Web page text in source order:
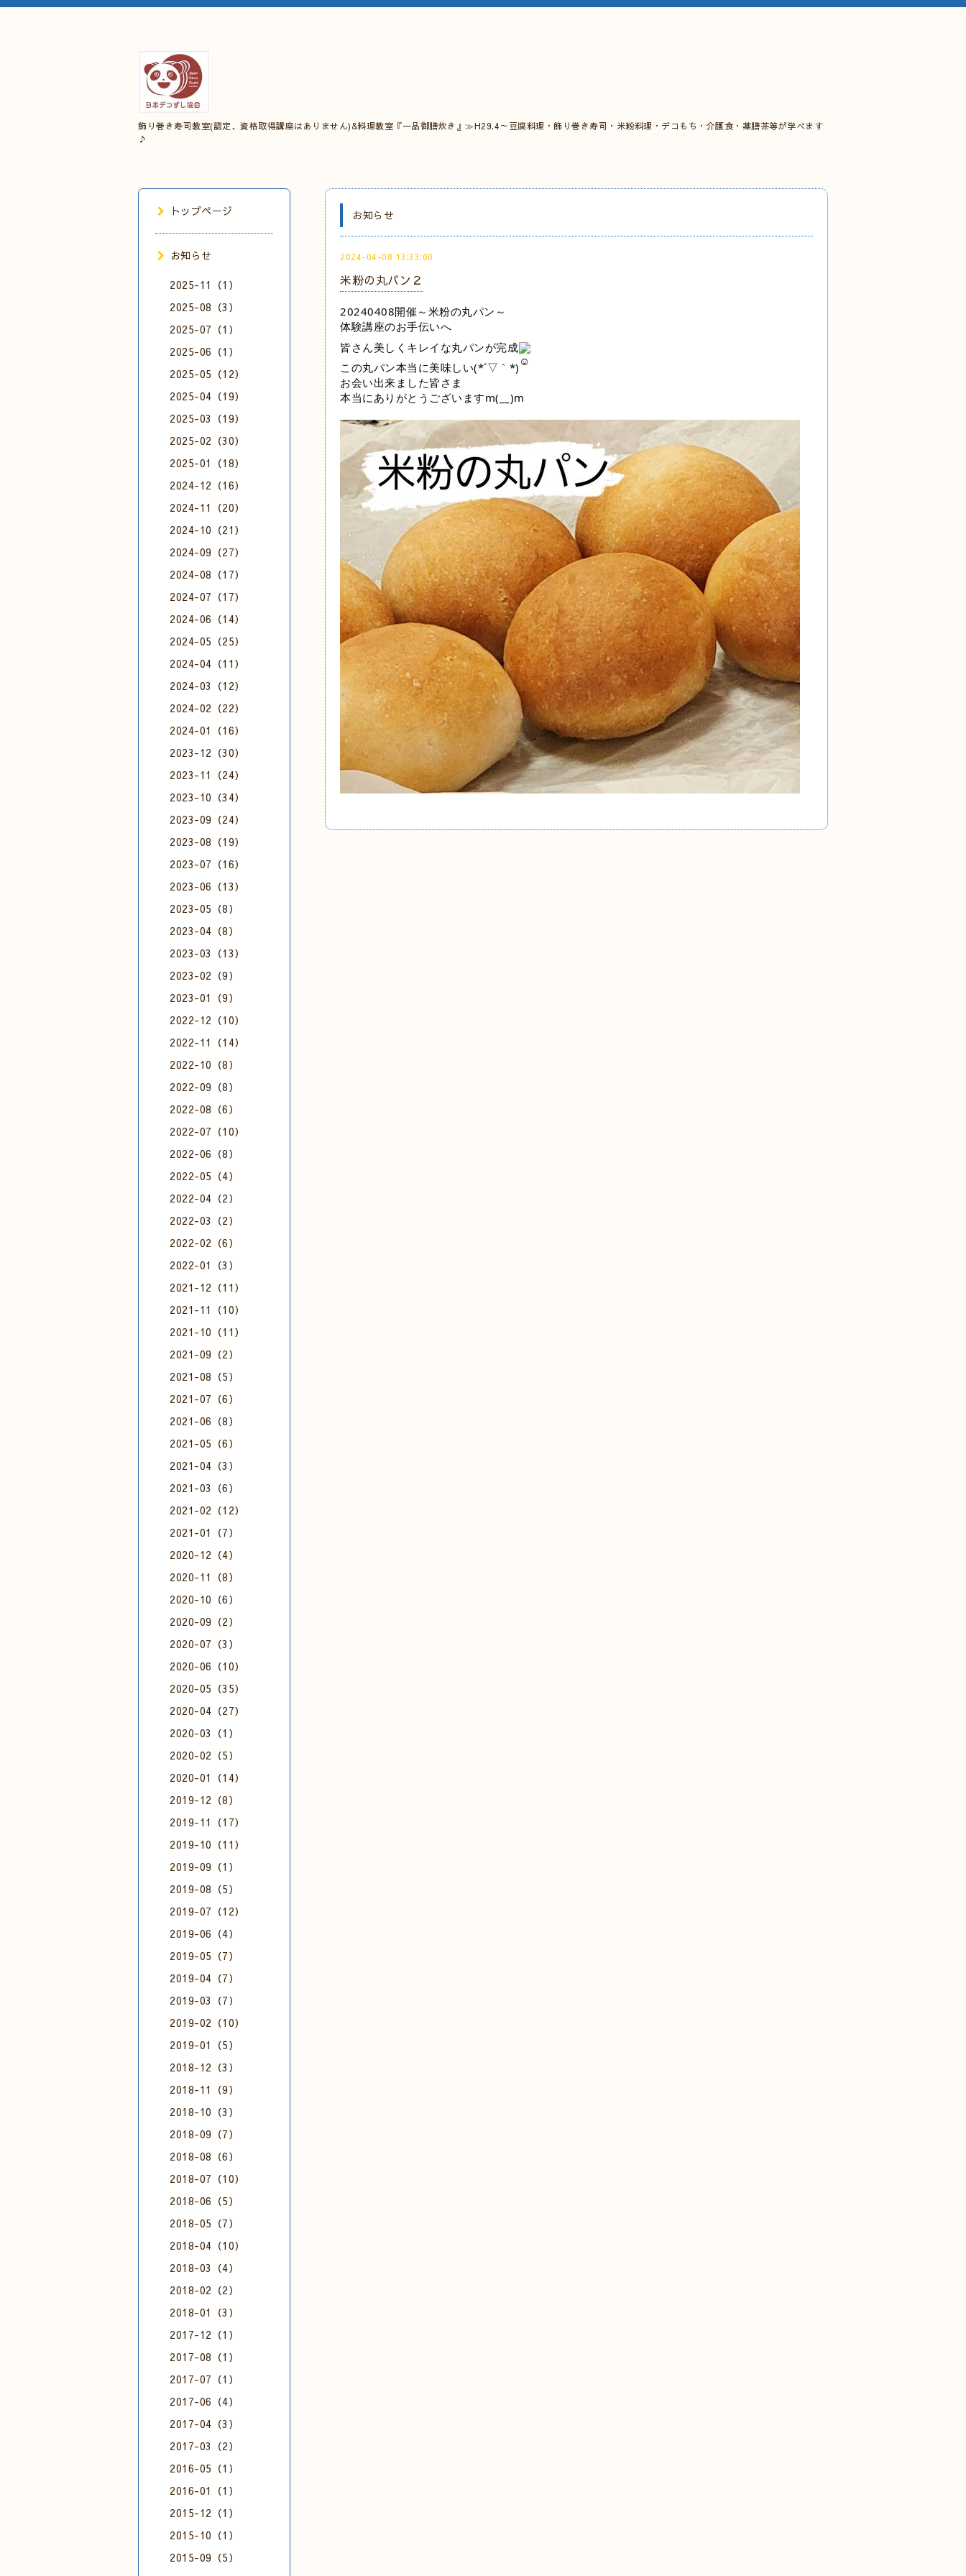
飾り巻き寿司教室(認定、資格取得講座はありません)&料理教室『一品御膳炊き』≫H29.4～豆腐料理・飾り巻き寿司・米粉料理・デコもち・介護食・薬膳茶等が学べます
♪
お知らせ
2024-04-08 13:33:00
米粉の丸パン２
20240408開催～米粉の丸パン～
体験講座のお手伝いへ
皆さん美しくキレイな丸パンが完成
この丸パン本当に美味しい(*´▽｀*)
お会い出来ました皆さま
本当にありがとうございますm(__)m
トップページ
お知らせ
2025-11（1）
2025-08（3）
2025-07（1）
2025-06（1）
2025-05（12）
2025-04（19）
2025-03（19）
2025-02（30）
2025-01（18）
2024-12（16）
2024-11（20）
2024-10（21）
2024-09（27）
2024-08（17）
2024-07（17）
2024-06（14）
2024-05（25）
2024-04（11）
2024-03（12）
2024-02（22）
2024-01（16）
2023-12（30）
2023-11（24）
2023-10（34）
2023-09（24）
2023-08（19）
2023-07（16）
2023-06（13）
2023-05（8）
2023-04（8）
2023-03（13）
2023-02（9）
2023-01（9）
2022-12（10）
2022-11（14）
2022-10（8）
2022-09（8）
2022-08（6）
2022-07（10）
2022-06（8）
2022-05（4）
2022-04（2）
2022-03（2）
2022-02（6）
2022-01（3）
2021-12（11）
2021-11（10）
2021-10（11）
2021-09（2）
2021-08（5）
2021-07（6）
2021-06（8）
2021-05（6）
2021-04（3）
2021-03（6）
2021-02（12）
2021-01（7）
2020-12（4）
2020-11（8）
2020-10（6）
2020-09（2）
2020-07（3）
2020-06（10）
2020-05（35）
2020-04（27）
2020-03（1）
2020-02（5）
2020-01（14）
2019-12（8）
2019-11（17）
2019-10（11）
2019-09（1）
2019-08（5）
2019-07（12）
2019-06（4）
2019-05（7）
2019-04（7）
2019-03（7）
2019-02（10）
2019-01（5）
2018-12（3）
2018-11（9）
2018-10（3）
2018-09（7）
2018-08（6）
2018-07（10）
2018-06（5）
2018-05（7）
2018-04（10）
2018-03（4）
2018-02（2）
2018-01（3）
2017-12（1）
2017-08（1）
2017-07（1）
2017-06（4）
2017-04（3）
2017-03（2）
2016-05（1）
2016-01（1）
2015-12（1）
2015-10（1）
2015-09（5）